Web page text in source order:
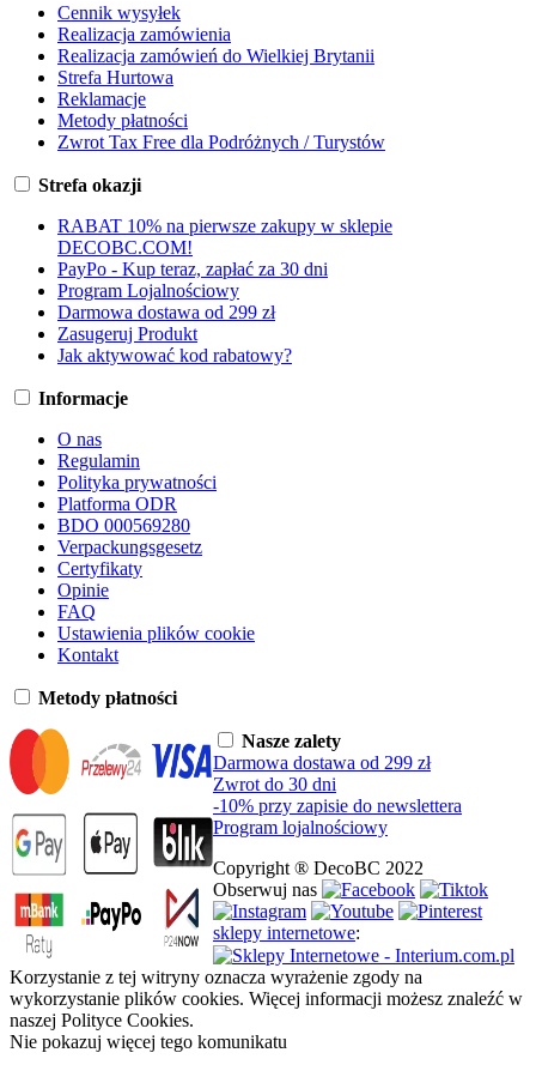
Cennik wysyłek
Realizacja zamówienia
Realizacja zamówień do Wielkiej Brytanii
Strefa Hurtowa
Reklamacje
Metody płatności
Zwrot Tax Free dla Podróżnych / Turystów
Strefa okazji
RABAT 10% na pierwsze zakupy w sklepie
DECOBC.COM!
PayPo - Kup teraz, zapłać za 30 dni
Program Lojalnościowy
Darmowa dostawa od 299 zł
Zasugeruj Produkt
Jak aktywować kod rabatowy?
Informacje
O nas
Regulamin
Polityka prywatności
Platforma ODR
BDO 000569280
Verpackungsgesetz
Certyfikaty
Opinie
FAQ
Ustawienia plików cookie
Kontakt
Metody płatności
Nasze zalety
Darmowa dostawa od 299 zł
Zwrot do 30 dni
-10% przy zapisie do newslettera
Program lojalnościowy
Copyright ® DecoBC 2022
Obserwuj nas
sklepy internetowe:
Korzystanie z tej witryny oznacza wyrażenie zgody na
wykorzystanie plików cookies. Więcej informacji możesz znaleźć w
naszej Polityce Cookies.
Nie pokazuj więcej tego komunikatu